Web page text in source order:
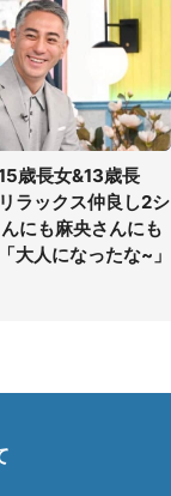
歳長女&13歳長
ラックス仲良し2シ
にも麻央さんにも
大人になったな~」